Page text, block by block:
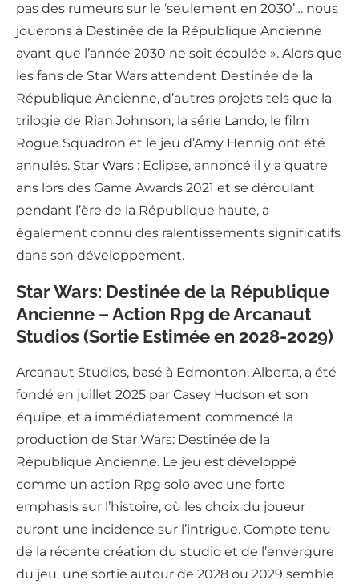
pas des rumeurs sur le ‘seulement en 2030’… nous
jouerons à Destinée de la République Ancienne
avant que l’année 2030 ne soit écoulée ». Alors que
les fans de Star Wars attendent Destinée de la
République Ancienne, d’autres projets tels que la
trilogie de Rian Johnson, la série Lando, le film
Rogue Squadron et le jeu d’Amy Hennig ont été
annulés. Star Wars : Eclipse, annoncé il y a quatre
ans lors des Game Awards 2021 et se déroulant
pendant l’ère de la République haute, a
également connu des ralentissements significatifs
dans son développement.
Star Wars: Destinée de la République
Ancienne – Action Rpg de Arcanaut
Studios (Sortie Estimée en 2028-2029)
Arcanaut Studios, basé à Edmonton, Alberta, a été
fondé en juillet 2025 par Casey Hudson et son
équipe, et a immédiatement commencé la
production de Star Wars: Destinée de la
République Ancienne. Le jeu est développé
comme un action Rpg solo avec une forte
emphasis sur l’histoire, où les choix du joueur
auront une incidence sur l’intrigue. Compte tenu
de la récente création du studio et de l’envergure
du jeu, une sortie autour de 2028 ou 2029 semble